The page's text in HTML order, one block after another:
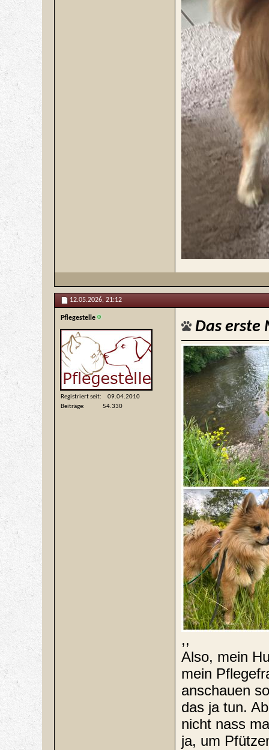
12.05.2026, 21:12
Pflegestelle
Registriert seit
09.04.2010
Beiträge
54.330
Das erste
,,
Also, mein
mein
anschauen
das ja tun.
nicht nass
ja, um